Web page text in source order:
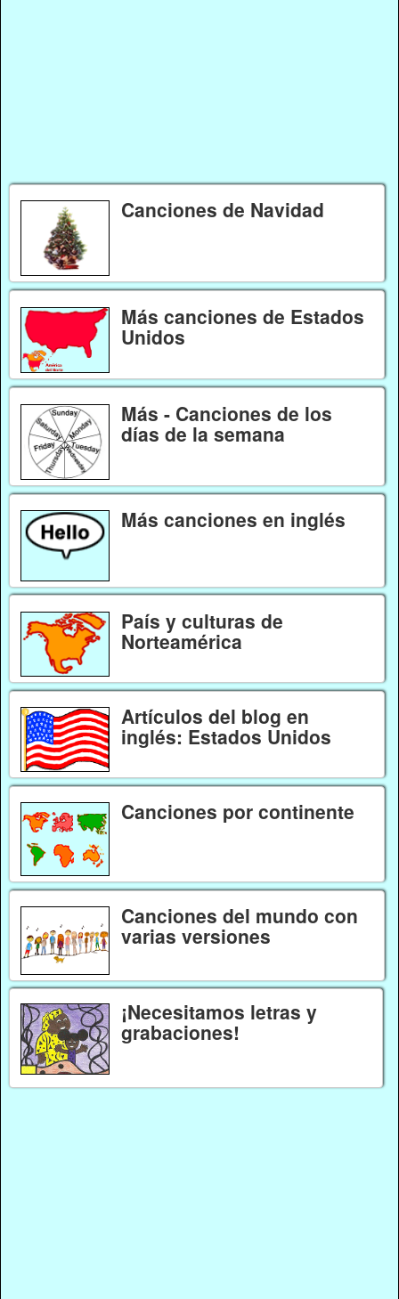
Canciones de Navidad
Más canciones de Estados
Unidos
Más - Canciones de los
días de la semana
Más canciones en inglés
País y culturas de
Norteamérica
Artículos del blog en
inglés: Estados Unidos
Canciones por continente
Canciones del mundo con
varias versiones
¡Necesitamos letras y
grabaciones!